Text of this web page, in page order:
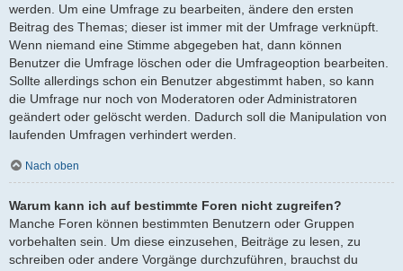
werden. Um eine Umfrage zu bearbeiten, ändere den ersten
Beitrag des Themas; dieser ist immer mit der Umfrage verknüpft.
Wenn niemand eine Stimme abgegeben hat, dann können
Benutzer die Umfrage löschen oder die Umfrageoption bearbeiten.
Sollte allerdings schon ein Benutzer abgestimmt haben, so kann
die Umfrage nur noch von Moderatoren oder Administratoren
geändert oder gelöscht werden. Dadurch soll die Manipulation von
laufenden Umfragen verhindert werden.
Nach oben
Warum kann ich auf bestimmte Foren nicht zugreifen?
Manche Foren können bestimmten Benutzern oder Gruppen
vorbehalten sein. Um diese einzusehen, Beiträge zu lesen, zu
schreiben oder andere Vorgänge durchzuführen, brauchst du